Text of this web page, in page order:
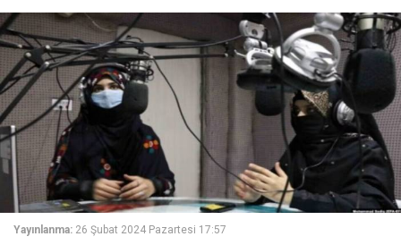
Yayınlanma: 26 Şubat 2024 Pazartesi 17:57